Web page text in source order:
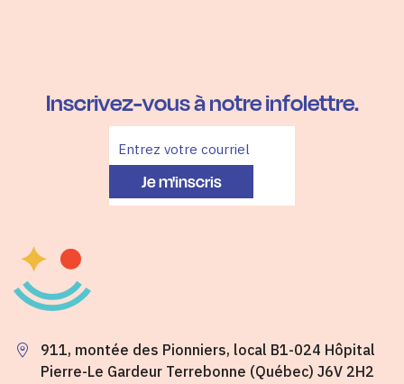
Inscrivez-vous à notre infolettre.
Je m'inscris
911, montée des Pionniers, local B1-024 Hôpital
Pierre-Le Gardeur Terrebonne (Québec) J6V 2H2